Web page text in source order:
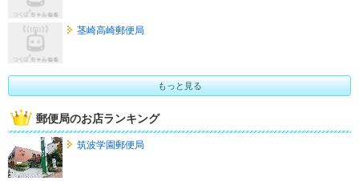
茎崎高崎郵便局
もっと見る
郵便局のお店ランキング
筑波学園郵便局